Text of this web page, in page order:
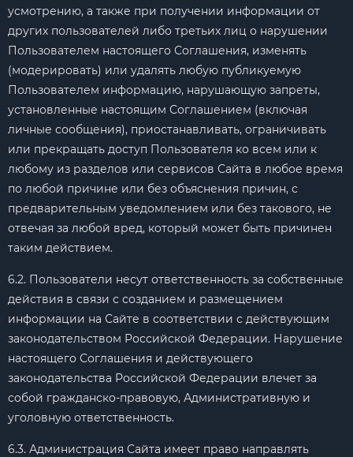
усмотрению, а также при получении информации от
других пользователей либо третьих лиц о нарушении
Пользователем настоящего Соглашения, изменять
(модерировать) или удалять любую публикуемую
Пользователем информацию, нарушающую запреты,
установленные настоящим Соглашением (включая
личные сообщения), приостанавливать, ограничивать
или прекращать доступ Пользователя ко всем или к
любому из разделов или сервисов Сайта в любое время
по любой причине или без объяснения причин, с
предварительным уведомлением или без такового, не
отвечая за любой вред, который может быть причинен
таким действием.
6.2. Пользователи несут ответственность за собственные
действия в связи с созданием и размещением
информации на Сайте в соответствии с действующим
законодательством Российской Федерации. Нарушение
настоящего Соглашения и действующего
законодательства Российской Федерации влечет за
собой гражданско-правовую, Административную и
уголовную ответственность.
6.3. Администрация Сайта имеет право направлять